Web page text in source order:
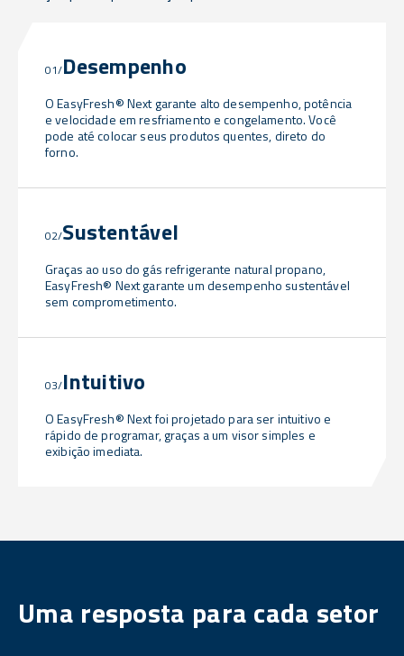
01/Desempenho
O EasyFresh® Next garante alto desempenho, potência
e velocidade em resfriamento e congelamento. Você
pode até colocar seus produtos quentes, direto do
forno.
02/Sustentável
Graças ao uso do gás refrigerante natural propano,
EasyFresh® Next garante um desempenho sustentável
sem comprometimento.
03/Intuitivo
O EasyFresh® Next foi projetado para ser intuitivo e
rápido de programar, graças a um visor simples e
exibição imediata.
Uma resposta para cada setor